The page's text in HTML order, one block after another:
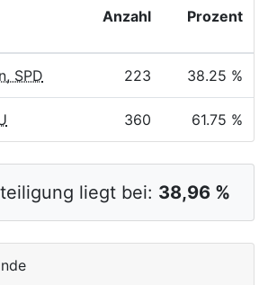
Anzahl Prozent
SPD 223 38.25 %
360 61.75 %
liegt bei: 38,96 %